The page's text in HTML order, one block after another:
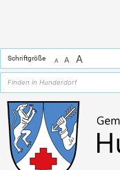
Schriftgröße A A A